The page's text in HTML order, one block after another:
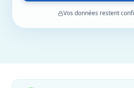
Vos données restent